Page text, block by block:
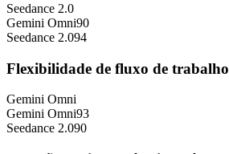
Seedance 2.0
Gemini Omni90
Seedance 2.094
Flexibilidade de fluxo de trabalho
Gemini Omni
Gemini Omni93
Seedance 2.090